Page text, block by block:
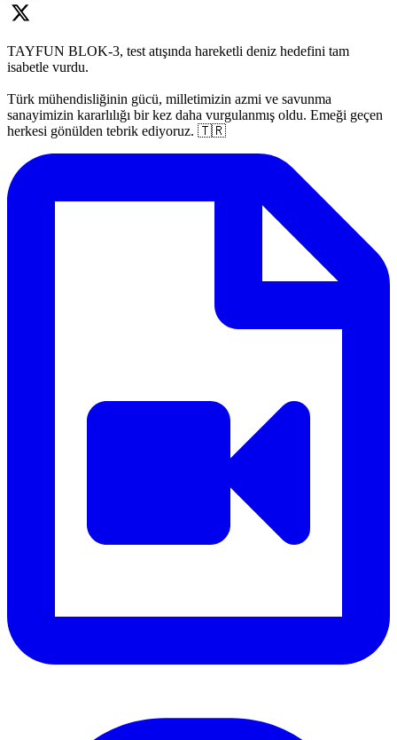
TAYFUN BLOK-3, test atışında hareketli deniz hedefini tam
isabetle vurdu.
Türk mühendisliğinin gücü, milletimizin azmi ve savunma
sanayimizin kararlılığı bir kez daha vurgulanmış oldu. Emeği geçen
herkesi gönülden tebrik ediyoruz. 🇹🇷